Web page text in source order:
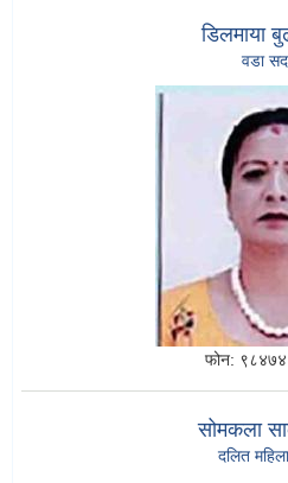
डिलमाया
वडा
फोन:
सोमकला
दलित